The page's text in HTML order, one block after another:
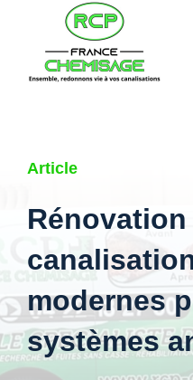
contenu
Nos
Chemisage
Article
Rénovation
modernes
systèmes